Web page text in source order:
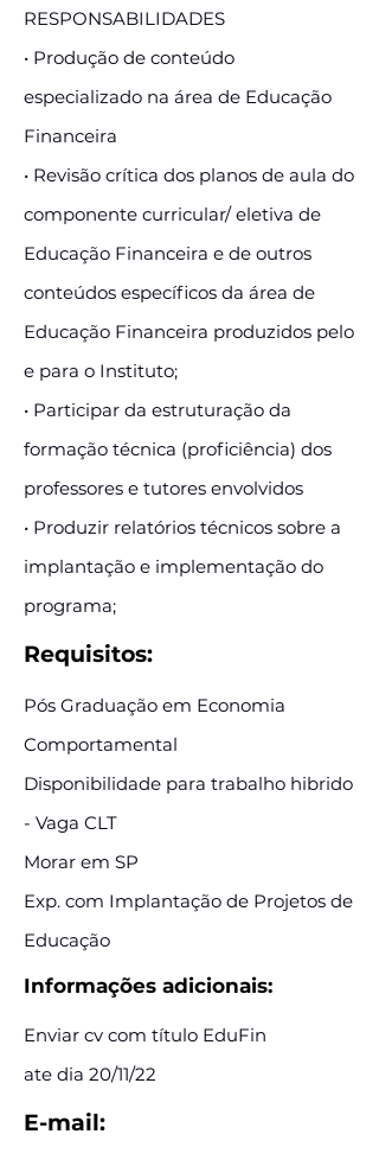
RESPONSABILIDADES
• Produção de conteúdo
especializado na área de Educação
Financeira
• Revisão crítica dos planos de aula do
componente curricular/ eletiva de
Educação Financeira e de outros
conteúdos específicos da área de
Educação Financeira produzidos pelo
e para o Instituto;
• Participar da estruturação da
formação técnica (proficiência) dos
professores e tutores envolvidos
• Produzir relatórios técnicos sobre a
implantação e implementação do
programa;
Requisitos:
Pós Graduação em Economia
Comportamental
Disponibilidade para trabalho hibrido
- Vaga CLT
Morar em SP
Exp. com Implantação de Projetos de
Educação
Informações adicionais:
Enviar cv com título EduFin
ate dia 20/11/22
E-mail: